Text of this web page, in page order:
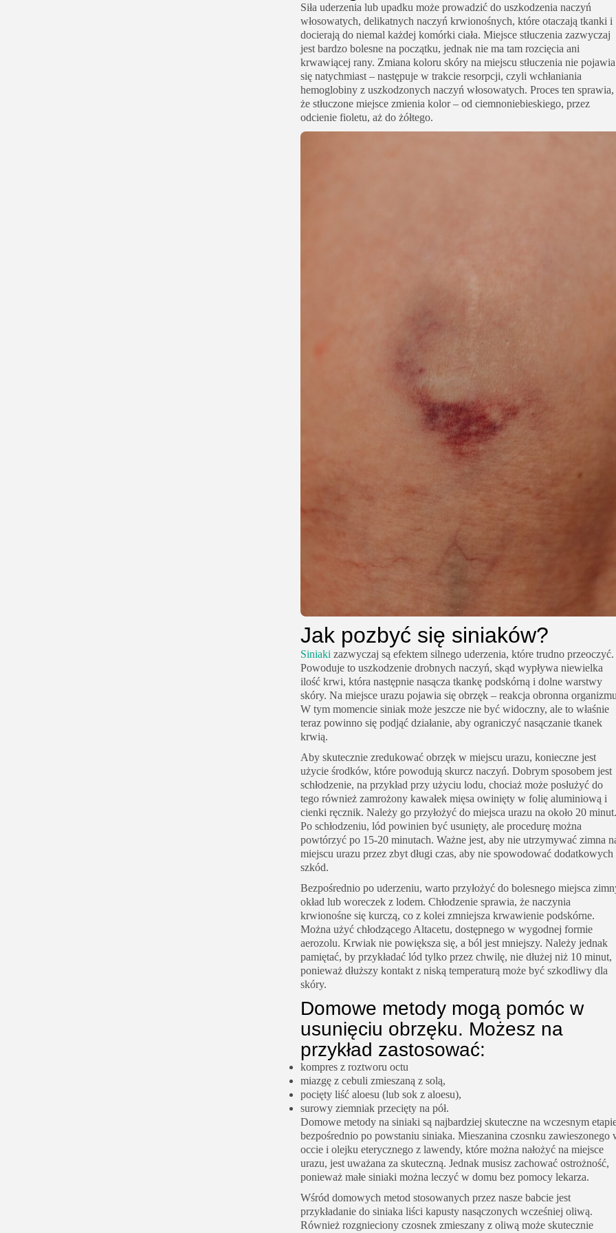
Siła uderzenia lub upadku może prowadzić do uszkodzenia naczyń
włosowatych, delikatnych naczyń krwionośnych, które otaczają tkanki i
docierają do niemal każdej komórki ciała. Miejsce stłuczenia zazwyczaj
jest bardzo bolesne na początku, jednak nie ma tam rozcięcia ani
krwawiącej rany. Zmiana koloru skóry na miejscu stłuczenia nie pojawia
się natychmiast – następuje w trakcie resorpcji, czyli wchłaniania
hemoglobiny z uszkodzonych naczyń włosowatych. Proces ten sprawia,
że stłuczone miejsce zmienia kolor – od ciemnoniebieskiego, przez
odcienie fioletu, aż do żółtego.
Jak pozbyć się siniaków?
Siniaki zazwyczaj są efektem silnego uderzenia, które trudno przeoczyć.
Powoduje to uszkodzenie drobnych naczyń, skąd wypływa niewielka
ilość krwi, która następnie nasącza tkankę podskórną i dolne warstwy
skóry. Na miejsce urazu pojawia się obrzęk – reakcja obronna
W tym momencie siniak może jeszcze nie być widoczny, ale to właśnie
teraz powinno się podjąć działanie, aby ograniczyć nasączanie tkanek
krwią.
Aby skutecznie zredukować obrzęk w miejscu urazu, konieczne jest
użycie środków, które powodują skurcz naczyń. Dobrym sposobem jest
schłodzenie, na przykład przy użyciu lodu, chociaż może posłużyć do
tego również zamrożony kawałek mięsa owinięty w folię aluminiową i
cienki ręcznik. Należy go przyłożyć do miejsca urazu na około 20 minut.
Po schłodzeniu, lód powinien być usunięty, ale procedurę można
powtórzyć po 15-20 minutach. Ważne jest, aby nie utrzymywać zimna
miejscu urazu przez zbyt długi czas, aby nie spowodować dodatkowych
szkód.
Bezpośrednio po uderzeniu, warto przyłożyć do bolesnego miejsca
okład lub woreczek z lodem. Chłodzenie sprawia, że naczynia
krwionośne się kurczą, co z kolei zmniejsza krwawienie podskórne.
Można użyć chłodzącego Altacetu, dostępnego w wygodnej formie
aerozolu. Krwiak nie powiększa się, a ból jest mniejszy. Należy jednak
pamiętać, by przykładać lód tylko przez chwilę, nie dłużej niż 10 minut,
ponieważ dłuższy kontakt z niską temperaturą może być szkodliwy dla
skóry.
Domowe metody mogą pomóc w
usunięciu obrzęku. Możesz na
przykład zastosować:
kompres z roztworu octu
miazgę z cebuli zmieszaną z solą,
pocięty liść aloesu (lub sok z aloesu),
surowy ziemniak przecięty na pół.
Domowe metody na siniaki są najbardziej skuteczne na wczesnym
bezpośrednio po powstaniu siniaka. Mieszanina czosnku zawieszonego
occie i olejku eterycznego z lawendy, które można nałożyć na miejsce
urazu, jest uważana za skuteczną. Jednak musisz zachować ostrożność,
ponieważ małe siniaki można leczyć w domu bez pomocy lekarza.
Wśród domowych metod stosowanych przez nasze babcie jest
przykładanie do siniaka liści kapusty nasączonych wcześniej oliwą.
Również rozgnieciony czosnek zmieszany z oliwą może skutecznie